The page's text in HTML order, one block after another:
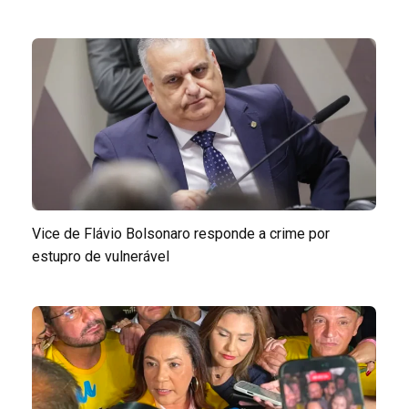
Vice de Flávio Bolsonaro responde a crime por
estupro de vulnerável